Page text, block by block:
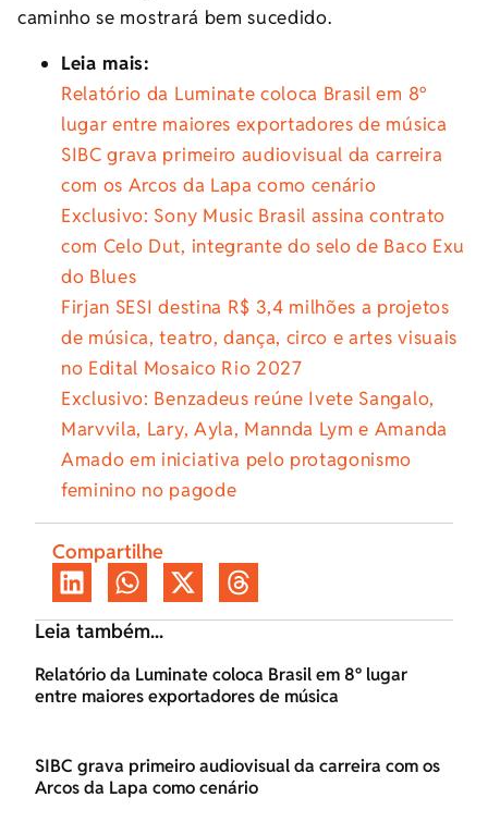
caminho se mostrará bem sucedido.
Leia mais:
Relatório da Luminate coloca Brasil em 8º
lugar entre maiores exportadores de música
SIBC grava primeiro audiovisual da carreira
com os Arcos da Lapa como cenário
Exclusivo: Sony Music Brasil assina contrato
com Celo Dut, integrante do selo de Baco Exu
do Blues
Firjan SESI destina R$ 3,4 milhões a projetos
de música, teatro, dança, circo e artes visuais
no Edital Mosaico Rio 2027
Exclusivo: Benzadeus reúne Ivete Sangalo,
Marvvila, Lary, Ayla, Mannda Lym e Amanda
Amado em iniciativa pelo protagonismo
feminino no pagode
Compartilhe
Leia também...
Relatório da Luminate coloca Brasil em 8º lugar
entre maiores exportadores de música
SIBC grava primeiro audiovisual da carreira com os
Arcos da Lapa como cenário